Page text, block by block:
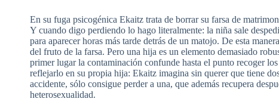
En su fuga psicogénica Ekaitz trata de borrar su farsa de
Y cuando digo perdiendo lo hago literalmente: la niña sale
para aparecer horas más tarde detrás de un matojo. De esta
del fruto de la farsa. Pero una hija es un elemento demasiado
primer lugar la contaminación confunde hasta el punto recoger
reflejarlo en su propia hija: Ekaitz imagina sin querer que tiene
accidente, sólo consigue perder a una, que además recupera
heterosexualidad.